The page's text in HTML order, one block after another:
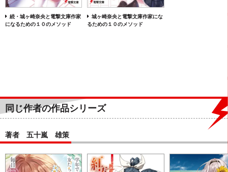
続・城ヶ崎奈央と電撃文庫作家
になるための１０のメソッド
城ヶ崎奈央と電撃文庫作家にな
るための１０のメソッド
同じ作者の作品シリーズ
著者 五十嵐 雄策